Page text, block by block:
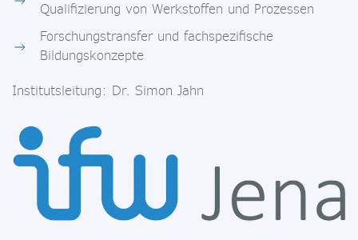
Qualifizierung von Werkstoffen und Prozessen
Forschungstransfer und fachspezifische
Bildungskonzepte
Institutsleitung: Dr. Simon Jahn